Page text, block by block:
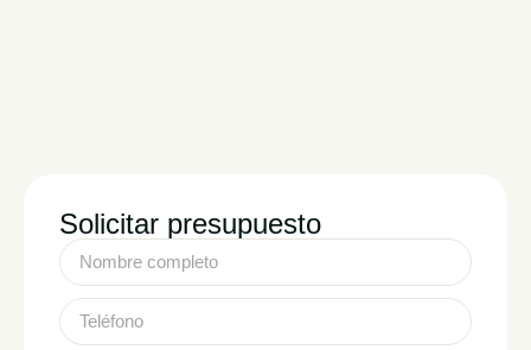
Solicitar presupuesto